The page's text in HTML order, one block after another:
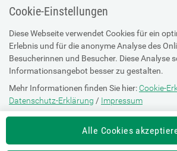
Cookie-Einstellungen
Diese Webseite verwendet Cookies für ein
Erlebnis und für die anonyme Analyse des
Besucherinnen und Besucher. Diese Analyse
Informationsangebot besser zu gestalten.
Mehr Informationen finden Sie hier: Cookie-
Datenschutz-Erklärung / Impressum
Die Einstellung können Sie jederzeit auf der
Alle Cookies
Kontakt
Offene Stellen
Presse
Browser-
Hilfe zur
DATENSCHUTZ
Cookie-Erklärung
Datenschutz-Erklärung